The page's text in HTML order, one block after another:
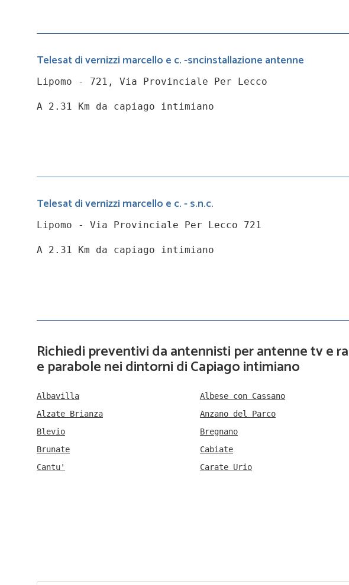
Telesat di vernizzi marcello e c. -sncinstallazione antenne
Lipomo - 721, Via Provinciale Per Lecco
A 2.31 Km da capiago intimiano
Telesat di vernizzi marcello e c. - s.n.c.
Lipomo - Via Provinciale Per Lecco 721
A 2.31 Km da capiago intimiano
Richiedi preventivi da antennisti per antenne tv e
e parabole nei dintorni di Capiago intimiano
Albavilla Albese con Cassano
Alzate Brianza
Anzano del Parco
Blevio
Bregnano
Brunate
Cabiate
Cantu'
Carate Urio